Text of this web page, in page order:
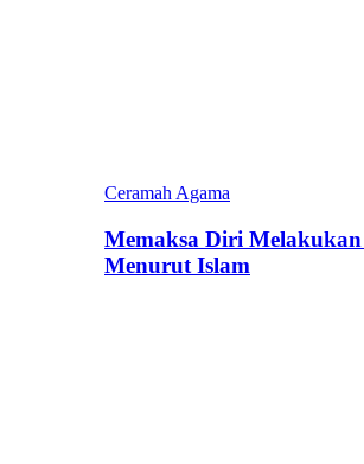
Ceramah Agama
Memaksa Diri
Menurut Islam